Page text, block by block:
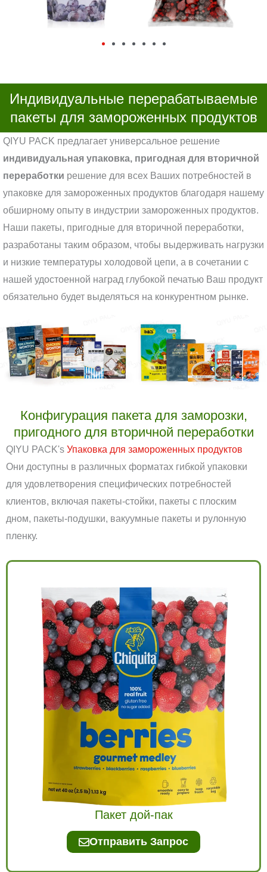
Индивидуальные перерабатываемые
пакеты для замороженных продуктов
QIYU PACK предлагает универсальное решение
индивидуальная упаковка, пригодная для вторичной
переработки решение для всех Ваших потребностей в
упаковке для замороженных продуктов благодаря нашему
обширному опыту в индустрии замороженных продуктов.
Наши пакеты, пригодные для вторичной переработки,
разработаны таким образом, чтобы выдерживать нагрузки
и низкие температуры холодовой цепи, а в сочетании с
нашей удостоенной наград глубокой печатью Ваш продукт
обязательно будет выделяться на конкурентном рынке.
Конфигурация пакета для заморозки,
пригодного для вторичной переработки
QIYU PACK's Упаковка для замороженных продуктов
Они доступны в различных форматах гибкой упаковки
для удовлетворения специфических потребностей
клиентов, включая пакеты-стойки, пакеты с плоским
дном, пакеты-подушки, вакуумные пакеты и рулонную
пленку.
Пакет дой-пак
Отправить Запрос